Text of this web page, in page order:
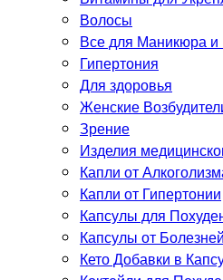
Волосы
Все для Маникюра
Гипертония
Для здоровья
Женские
Зрение
Изделия
Капли от
Капли от Гипертонии
Капсулы для
Капсулы от
Кето Добавки в